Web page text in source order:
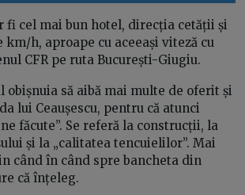
fi cel mai bun hotel, direcția cetății și
km/h, aproape cu aceeași viteză cu
CFR pe ruta București-Giugiu.
obișnuia să aibă mai multe de oferit și
lui Ceaușescu, pentru că atunci
făcute”. Se referă la construcții, la
și la „calitatea tencuielilor”. Mai
când în când spre bancheta din
că înțeleg.